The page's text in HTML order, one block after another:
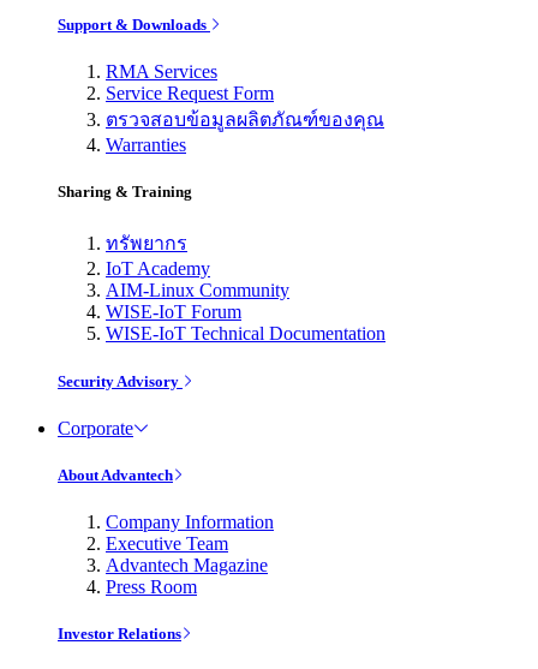
Support & Downloads
RMA Services
Service Request Form
ตรวจสอบข้อมูลผลิตภัณฑ์ของคุณ
Warranties
Sharing & Training
ทรัพยากร
IoT Academy
AIM-Linux Community
WISE-IoT Forum
WISE-IoT Technical Documentation
Security Advisory
Corporate
About Advantech
Company Information
Executive Team
Advantech Magazine
Press Room
Investor Relations